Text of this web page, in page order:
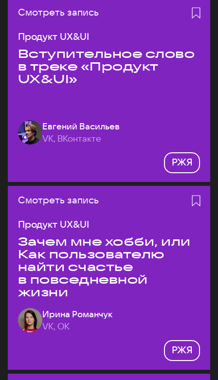
Смотреть запись
Продукт UX&UI
Вступительное слово
в треке «Продукт
UX&UI»
Евгений Васильев
VK, ВКонтакте
РЖЯ
Смотреть запись
Продукт UX&UI
Зачем мне хобби, или
Как пользователю
найти счастье
в повседневной
жизни
Ирина Романчук
VK, ОК
РЖЯ